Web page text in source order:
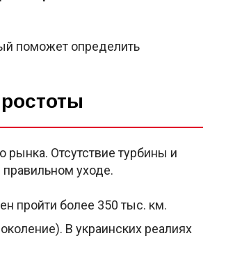
поможет определить
рынка. Отсутствие турбины и
уходе.
пройти более 350 тыс. км.
В украинских реалиях